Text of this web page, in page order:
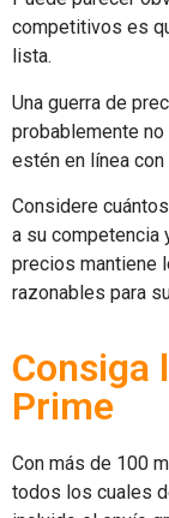
competitivos es
lista.
Una guerra de
probablemente
estén en línea
Considere
a su competencia
precios mantiene
razonables para
Consiga
Prime
Con más de 100
todos los cuales